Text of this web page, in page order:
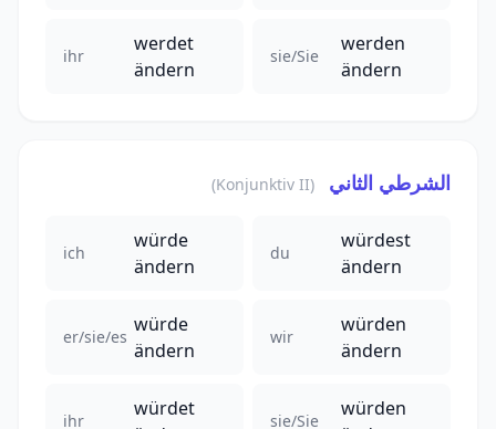
ihr
werdet
ändern
sie/Sie
werden
ändern
الشرطي الثاني (Konjunktiv II)
ich
würde
ändern
du
würdest
ändern
er/sie/es
würde
ändern
wir
würden
ändern
ihr
würdet
sie/Sie
würden